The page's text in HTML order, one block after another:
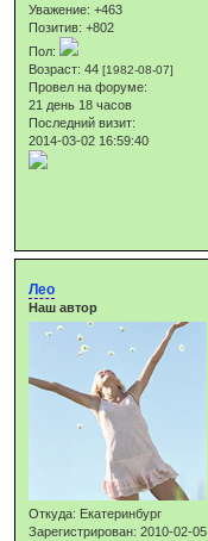
Уважение: +463
Позитив: +802
Пол:
Возраст: 44[1982-08-07]
Провел на форуме:
21 день 18 часов
Последний визит:
2014-03-02 16:59:40
Лео
Наш автор
Откуда: Екатеринбург
Зарегистрирован: 2010-02-05